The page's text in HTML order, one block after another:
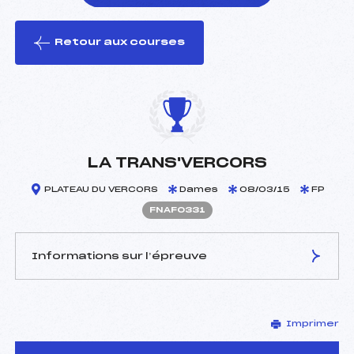
le ski
Retour aux courses
LA TRANS'VERCORS
PLATEAU DU VERCORS Dames 08/03/15 FP
FNAF0331
Informations sur l’épreuve
SAUVAGE THIERRY (DA)
D.T Adjoint :
–
Imprimer